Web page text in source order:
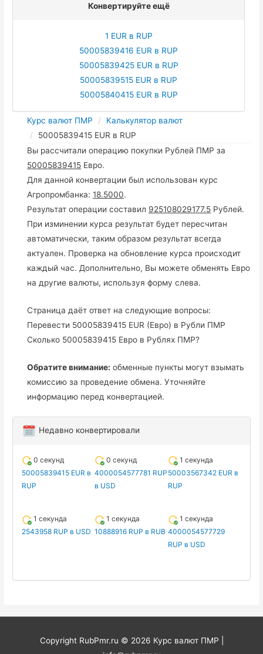
Конвертируйте ещё
1 EUR в RUP
50005839416 EUR в RUP
50005839425 EUR в RUP
50005839515 EUR в RUP
50005840415 EUR в RUP
Курс валют ПМР
Калькулятор валют
50005839415 EUR в RUP
Вы рассчитали операцию покупки Рублей ПМР за
50005839415 Евро.
Для данной конвертации был использован курс
Агропромбанка:18.5000.
Результат операции составил 925108029177.5 Рублей.
При изминении курса результат будет пересчитан
автоматически, таким образом результат всегда
актуален. Проверка на обновление курса происходит
каждый час. Дополнительно, Вы можете обменять Евро
на другие валюты, используя форму слева.
Страница даёт ответ на следующие вопросы:
Перевести 50005839415 EUR (Евро) в Рубли ПМР
Сколько 50005839415 Евро в Рублях ПМР?
Обратите внимание: обменные пункты могут взымать
комиссию за проведение обмена. Уточняйте
информацию перед конвертацией.
Недавно конвертировали
0 секунд
50005839415 EUR в
RUP
0 секунд
4000054577781 RUP
в USD
1 секунда
50003567342 EUR в
RUP
1 секунда
2543958 RUP в USD
1 секунда
10888916 RUP в RUB
1 секунда
4000054577729
RUP в USD
Copyright RubPmr.ru © 2026 Курс валют ПМР